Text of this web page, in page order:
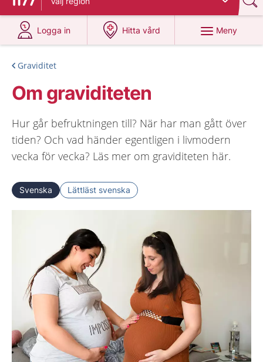
Logga in
på 1177.se
Hitta vård
på 1177.se
Meny
Graviditet
Om graviditeten
Hur går befruktningen till? När har man gått över
tiden? Och vad händer egentligen i livmodern
vecka för vecka? Läs mer om graviditeten här.
Svenska Lättläst svenska